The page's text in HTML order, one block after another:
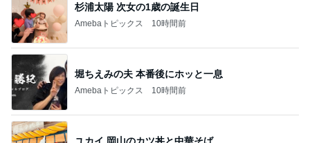
杉浦太陽 次女の1歳の誕生日
Amebaトピックス 10時間前
堀ちえみの夫 本番後にホッと一息
Amebaトピックス 10時間前
ユカイ 岡山のカツ丼と中華そば